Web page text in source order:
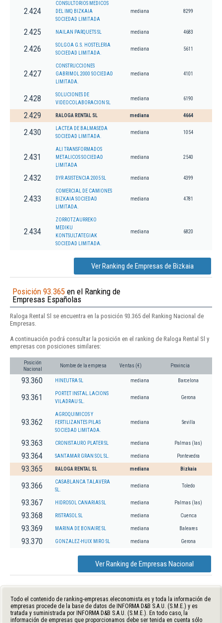
2.424
CONSULTORIOS MEDICOS
DEL IMQ BIZKAIA
SOCIEDAD LIMITADA
mediana 8299
2.425 NAILAN PARQUETS SL mediana 4683
2.426
SOLGOA G.S. HOSTELERIA
SOCIEDAD LIMITADA.
mediana 5611
2.427
CONSTRUCCIONES
GABRIMOL 2000 SOCIEDAD
LIMITADA.
mediana 4101
2.428
SOLUCIONES DE
VIDEOCOLABORACION SL
mediana 6190
2.429 RALOGA RENTAL SL mediana 4664
2.430
LACTEA DE BALMASEDA
SOCIEDAD LIMITADA.
mediana 1054
2.431
ALI TRANSFORMADOS
METALICOS SOCIEDAD
LIMITADA
mediana 2540
2.432 DYR ASISTENCIA 2005 SL mediana 4399
2.433
COMERCIAL DE CAMIONES
BIZKAIA SOCIEDAD
LIMITADA.
mediana 4781
2.434
ZORROTZAURREKO
MEDIKU
KONTSULTATEGIAK
SOCIEDAD LIMITADA.
mediana 6820
Ver Ranking de Empresas de Bizkaia
Posición 93.365 en el Ranking de
Empresas Españolas
Raloga Rental Sl se encuentra en la posición 93.365 del Ranking Nacional de
Empresas.
A continuación podrá consultar la posición en el ranking de Raloga Rental Sl y
empresas con posiciones similares:
Posición
Nacional
Nombre de la empresa Ventas (€) Provincia
93.360 HINEUTRA SL mediana Barcelona
93.361
PORTET INSTAL.LACIONS
VILADRAU SL.
mediana Gerona
93.362
AGROQUIMICOS Y
FERTILIZANTES PILAS
SOCIEDAD LIMITADA.
mediana Sevilla
93.363 CRONISTAURO PLATER SL mediana Palmas (las)
93.364 SANTAMAR GRAN SOL SL. mediana Pontevedra
93.365 RALOGA RENTAL SL mediana Bizkaia
93.366
CASABLANCA TALAVERA
SL.
mediana Toledo
93.367 HIDROSOL CANARIAS SL mediana Palmas (las)
93.368 RISTRASOL SL mediana Cuenca
93.369 MARINA DE BONAIRE SL mediana Baleares
93.370 GONZALEZ-HUIX MIRO SL mediana Gerona
Ver Ranking de Empresas Nacional
Todo el contenido de ranking-empresas.eleconomista.es y toda la información de
empresas procede de la base de datos de INFORMA D&B S.A.U. (S.M.E.) y es
tratada y suministrada por INFORMA D&B S.A.U. (S.M.E.). En todo caso, la
información de empresas que proporcionamos debe ser tenida en cuenta sólo